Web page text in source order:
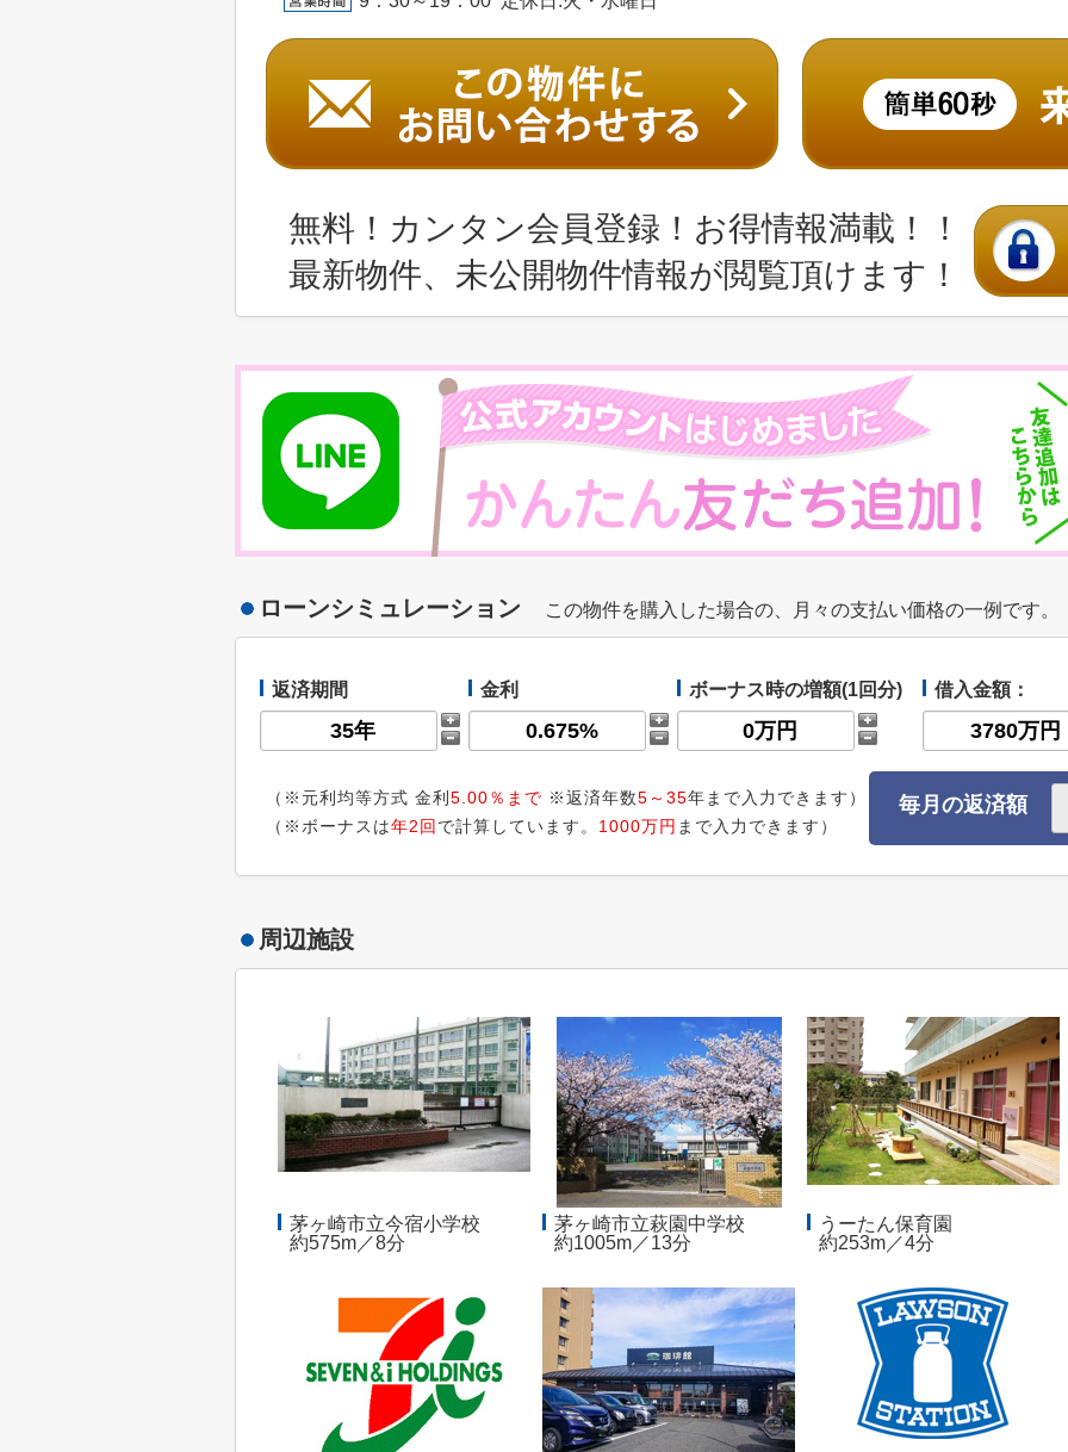
無料！カンタン会員登録！お得情報満載！！
最新物件、未公開物件情報が閲覧頂けます！
ローンシミュレーション この物件を購入した場合の、月々の支払い価格の一例です。
返済期間 金利 ボーナス時の増額(1回分) 借入金額：
（※元利均等方式 金利 5.00％まで ※返済年数5～35年まで入力できます）
（※ボーナスは年2回 で計算しています。 1000万円 まで入力できます）
毎月の返済額
周辺施設
茅ヶ崎市立今宿小学校
約575m／8分
茅ヶ崎市立萩園中学校
約1005m／13分
うーたん保育園
約253m／4分